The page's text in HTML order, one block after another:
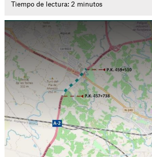
Tiempo de lectura: 2 minutos